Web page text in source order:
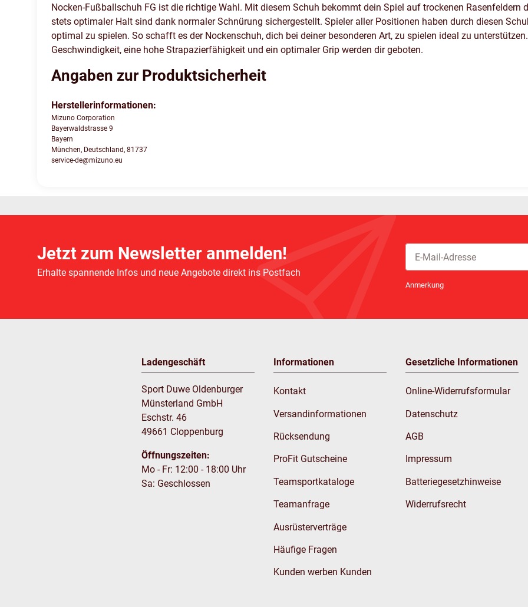
Nocken-Fußballschuh FG ist die richtige Wahl. Mit diesem Schuh bekommt dein Spiel auf trockenen Rasenfeldern
stets optimaler Halt sind dank normaler Schnürung sichergestellt. Spieler aller Positionen haben durch diesen
optimal zu spielen. So schafft es der Nockenschuh, dich bei deiner besonderen Art, zu spielen ideal zu
Geschwindigkeit, eine hohe Strapazierfähigkeit und ein optimaler Grip werden dir geboten.
Angaben zur Produktsicherheit
Herstellerinformationen:
Mizuno Corporation
Bayerwaldstrasse 9
Bayern
München, Deutschland, 81737
service-de@mizuno.eu
Jetzt zum Newsletter anmelden!
Erhalte spannende Infos und neue Angebote direkt ins Postfach
Anmerkung
Ladengeschäft
Sport Duwe Oldenburger
Münsterland GmbH
Eschstr. 46
49661 Cloppenburg
Öffnungszeiten:
Mo - Fr: 12:00 - 18:00 Uhr
Sa: Geschlossen
Informationen
Kontakt
Versandinformationen
Rücksendung
ProFit Gutscheine
Teamsportkataloge
Teamanfrage
Ausrüsterverträge
Häufige Fragen
Kunden werben Kunden
Gesetzliche Informationen
Online-Widerrufsformular
Datenschutz
AGB
Impressum
Batteriegesetzhinweise
Widerrufsrecht